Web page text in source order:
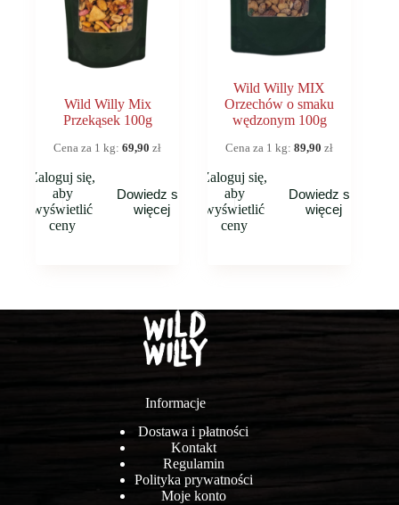
Wild Willy Mix
Przekąsek 100g
Cena za 1 kg:69,90 zł
Zaloguj się,
aby
wyświetlić
ceny
Dowiedz się
więcej
Wild Willy MIX
Orzechów o smaku
wędzonym 100g
Cena za 1 kg:89,90 zł
Zaloguj się,
aby
wyświetlić
ceny
Dowiedz się
więcej
Informacje
Dostawa i płatności
Kontakt
Regulamin
Polityka prywatności
Moje konto